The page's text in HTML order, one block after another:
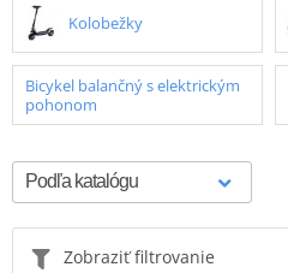
Kolobežky
Bicykel balančný s elektrickým
pohonom
Zobraziť filtrovanie